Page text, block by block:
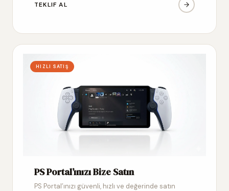
TEKLIF AL
HIZLI SATIŞ
PS Portal’ınızı Bize Satın
PS Portal’ınızı güvenli, hızlı ve değerinde satın